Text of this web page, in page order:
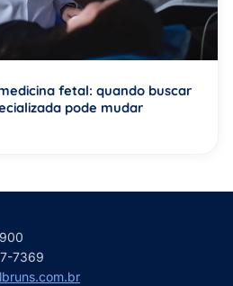
fetal: quando buscar
pode mudar
7369